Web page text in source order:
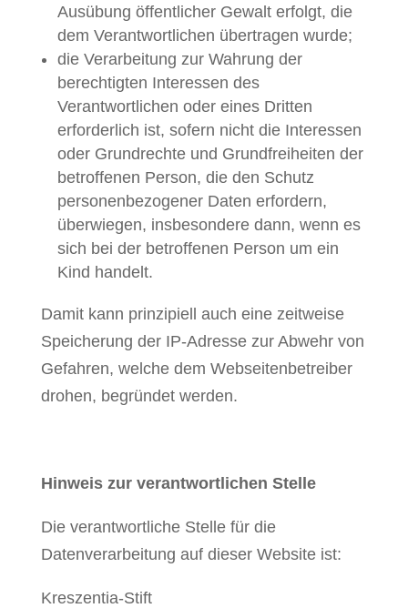
Ausübung öffentlicher Gewalt erfolgt, die
dem Verantwortlichen übertragen wurde;
die Verarbeitung zur Wahrung der
berechtigten Interessen des
Verantwortlichen oder eines Dritten
erforderlich ist, sofern nicht die Interessen
oder Grundrechte und Grundfreiheiten der
betroffenen Person, die den Schutz
personenbezogener Daten erfordern,
überwiegen, insbesondere dann, wenn es
sich bei der betroffenen Person um ein
Kind handelt.
Damit kann prinzipiell auch eine zeitweise
Speicherung der IP-Adresse zur Abwehr von
Gefahren, welche dem Webseitenbetreiber
drohen, begründet werden.
Hinweis zur verantwortlichen Stelle
Die verantwortliche Stelle für die
Datenverarbeitung auf dieser Website ist:
Kreszentia-Stift